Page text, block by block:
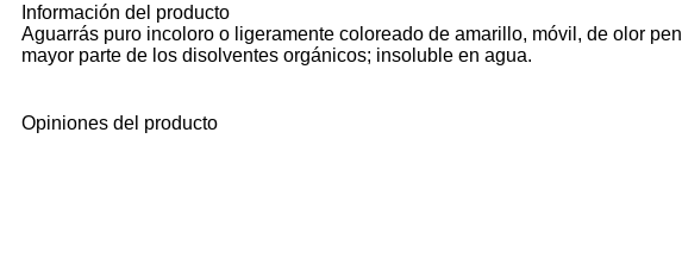
Información del producto
Aguarrás puro incoloro o ligeramente coloreado de amarillo, móvil, de olor
mayor parte de los disolventes orgánicos; insoluble en agua.
Opiniones del producto